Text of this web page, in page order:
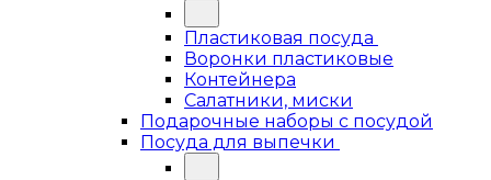
Пластиковая посуда
Воронки пластиковые
Контейнера
Салатники, миски
Подарочные наборы с посудой
Посуда для выпечки